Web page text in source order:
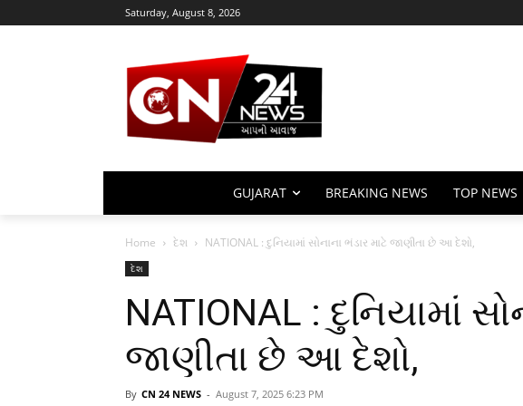
Saturday, August 8, 2026
GUJARAT BREAKING NEWS TOP NEWS
Home દેશ NATIONAL : દુનિયામાં સોનાના ભંડાર માટે જાણીતા છે આ દેશો,
દેશ
NATIONAL : દુનિયામાં
જાણીતા છે આ દેશો,
By CN 24 NEWS - August 7, 2025 6:23 PM